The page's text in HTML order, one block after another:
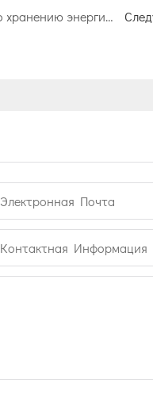
Пакистанский проект по хранению энергии в домашних хозяйствах мощностью 1,6 МВт
Электронная Почта
Контактная Информация